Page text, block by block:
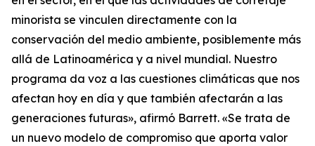
minorista se vinculen directamente con la
conservación del medio ambiente, posiblemente más
allá de Latinoamérica y a nivel mundial. Nuestro
programa da voz a las cuestiones climáticas que nos
afectan hoy en día y que también afectarán a las
generaciones futuras», afirmó Barrett. «Se trata de
un nuevo modelo de compromiso que aporta valor